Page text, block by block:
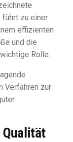
führt zu einer
effizienten
und die
Rolle.
Verfahren zur